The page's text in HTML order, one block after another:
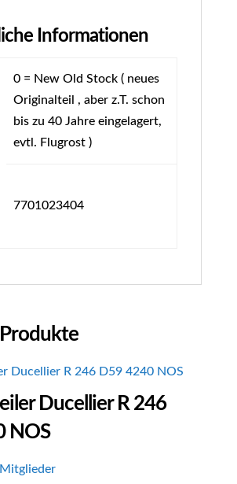
Informationen
0 = New Old Stock ( neues
Originalteil , aber z.T. schon
bis zu 40 Jahre eingelagert,
evtl. Flugrost )
7701023404
Ducellier R 246
NOS